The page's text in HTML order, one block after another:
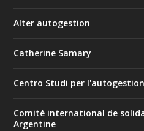
Alter autogestion
Catherine Samary
Centro Studi per
Comité international de
Argentine